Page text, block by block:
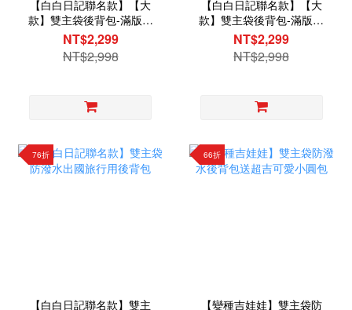
【白白日記聯名款】【大
款】雙主袋後背包-滿版白
白黑色款
NT$2,299
NT$2,998
【白白日記聯名款】【大
款】雙主袋後背包-滿版白
白灰色款
NT$2,299
NT$2,998
76折
【白白日記聯名款】雙主
66折
【變種吉娃娃】雙主袋防